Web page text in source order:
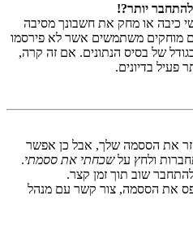
יותר?!
כיבה או מחק את חשבונך מסיבה
מוחקים משתמשים אשר לא פירסמו
של בסיס הנתונים. אם זה קרה,
פעיל בדיונים.
את הססמה שלך, אבל כן אפשר
ולחץ עלשכחתי את ססמתי.
שוב תוך זמן קצר.
את הססמה, צור קשר עם מנהל